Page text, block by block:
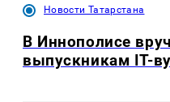
Новости Татарстана
В Иннополисе
выпускникам IT-